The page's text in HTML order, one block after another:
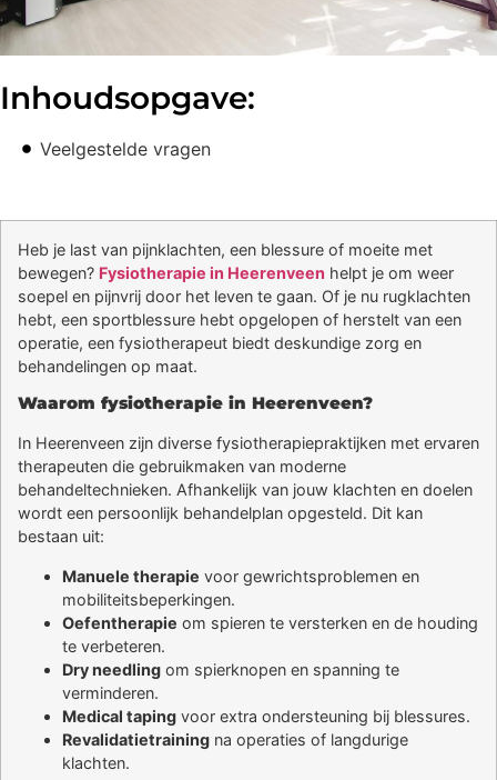
Inhoudsopgave:
Veelgestelde vragen
Heb je last van pijnklachten, een blessure of moeite met
bewegen? Fysiotherapie in Heerenveen helpt je om weer
soepel en pijnvrij door het leven te gaan. Of je nu rugklachten
hebt, een sportblessure hebt opgelopen of herstelt van een
operatie, een fysiotherapeut biedt deskundige zorg en
behandelingen op maat.
Waarom fysiotherapie in Heerenveen?
In Heerenveen zijn diverse fysiotherapiepraktijken met ervaren
therapeuten die gebruikmaken van moderne
behandeltechnieken. Afhankelijk van jouw klachten en doelen
wordt een persoonlijk behandelplan opgesteld. Dit kan
bestaan uit:
Manuele therapie voor gewrichtsproblemen en
mobiliteitsbeperkingen.
Oefentherapie om spieren te versterken en de houding
te verbeteren.
Dry needling om spierknopen en spanning te
verminderen.
Medical taping voor extra ondersteuning bij blessures.
Revalidatietraining na operaties of langdurige
klachten.